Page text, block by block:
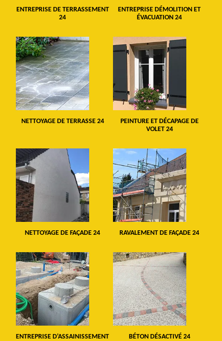
ENTREPRISE DE TERRASSEMENT
24
ENTREPRISE DÉMOLITION ET
ÉVACUATION 24
NETTOYAGE DE TERRASSE 24
PEINTURE ET DÉCAPAGE DE
VOLET 24
NETTOYAGE DE FAÇADE 24 RAVALEMENT DE FAÇADE 24
ENTREPRISE D'ASSAINISSEMENT BÉTON DÉSACTIVÉ 24